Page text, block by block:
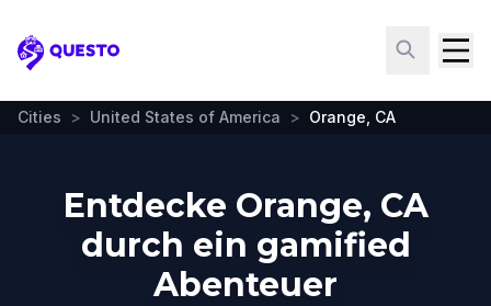
Questo
Cities > United States of America > Orange, CA
Entdecke Orange, CA
durch ein gamified
Abenteuer